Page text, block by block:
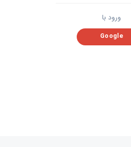
ورود با
Google